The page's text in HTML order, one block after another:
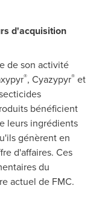
d'acquisition
de son activité
®, Cyazypyr® et
bénéficient
leurs ingrédients
génèrent en
d'affaires. Ces
du
actuel de FMC.